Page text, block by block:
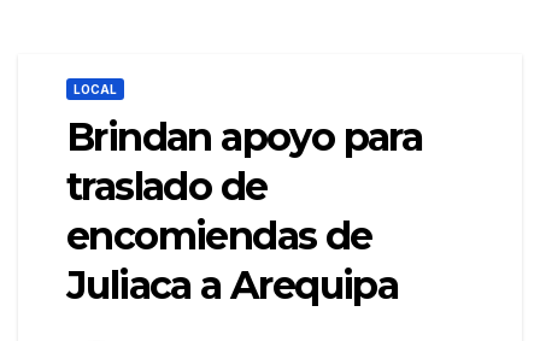
LOCAL
Brindan apoyo para
traslado de
encomiendas de
Juliaca a Arequipa